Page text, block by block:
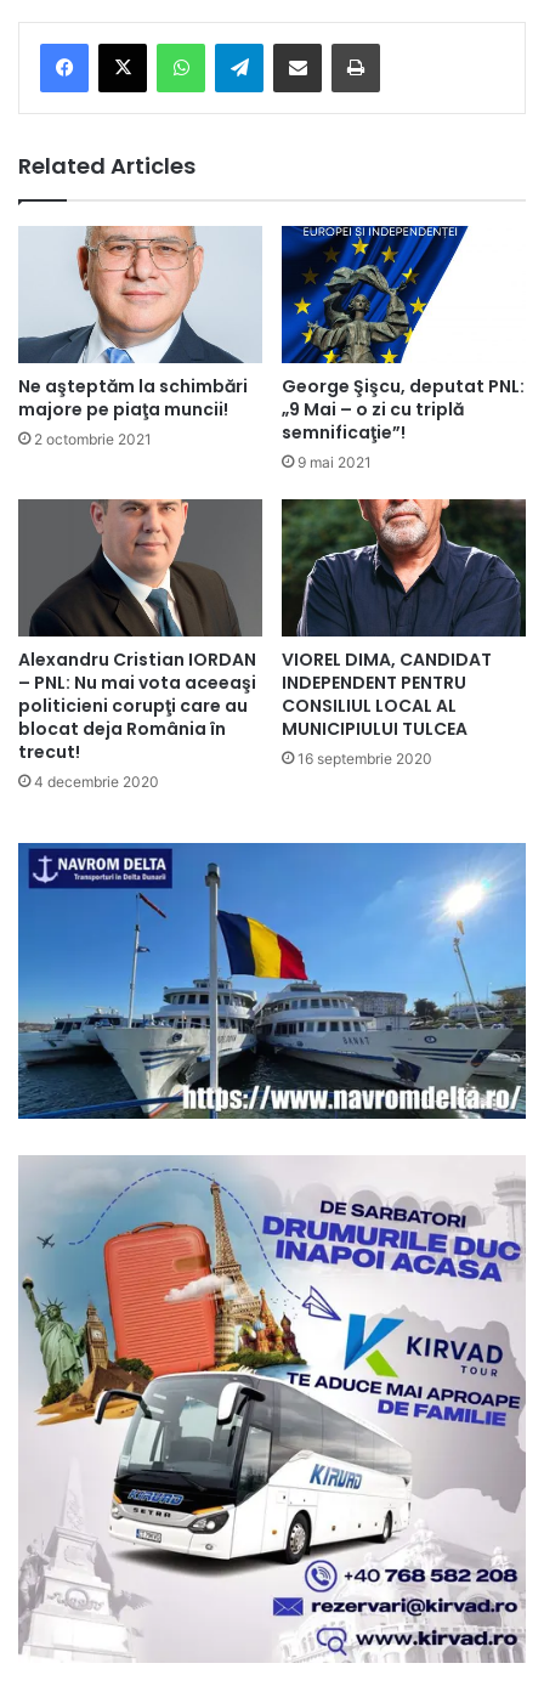
Telegram
Related Articles
Ne aşteptăm la schimbări
majore pe piaţa muncii!
2 octombrie 2021
George Şişcu, deputat PNL:
„9 Mai – o zi cu triplă
semnificaţie”!
9 mai 2021
Alexandru Cristian IORDAN
– PNL: Nu mai vota aceeaşi
politicieni corupţi care au
blocat deja România în
trecut!
4 decembrie 2020
VIOREL DIMA, CANDIDAT
INDEPENDENT PENTRU
CONSILIUL LOCAL AL
MUNICIPIULUI TULCEA
16 septembrie 2020